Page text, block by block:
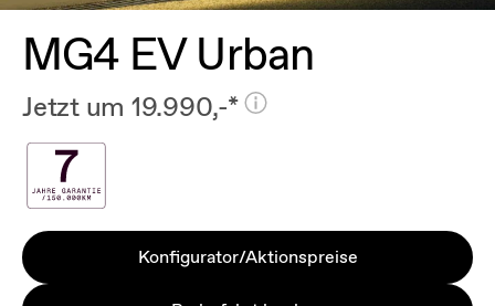
MG4 EV Urban
Jetzt um 19.990,-*
Konfigurator/Aktionspreise